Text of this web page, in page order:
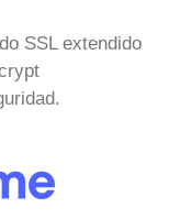
SSL extendido